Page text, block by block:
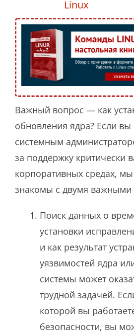
Linux
Важный вопрос — как
обновления ядра? Если вы
системным
за поддержку критически
корпоративных средах,
знакомы с двумя
Поиск данных о
установки
и как результат
уязвимостей ядра
системы может
трудной задачей.
которой вы
безопасности, вы